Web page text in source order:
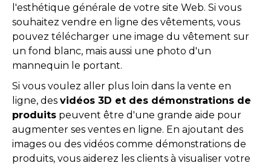
l'esthétique générale de votre site Web. Si vous
souhaitez vendre en ligne des vêtements, vous
pouvez télécharger une image du vêtement sur
un fond blanc, mais aussi une photo d'un
mannequin le portant.
Si vous voulez aller plus loin dans la vente en
ligne, des vidéos 3D et des démonstrations de
produits peuvent être d'une grande aide pour
augmenter ses ventes en ligne. En ajoutant des
images ou des vidéos comme démonstrations de
produits, vous aiderez les clients à visualiser votre